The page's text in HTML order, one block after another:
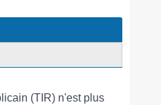
(TIR) n'est plus